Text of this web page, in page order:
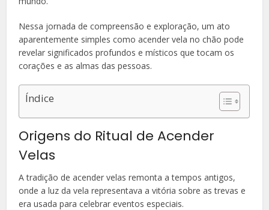
Nessa jornada de compreensão e exploração, um ato
aparentemente simples como acender vela no chão pode
revelar significados profundos e místicos que tocam os
corações e as almas das pessoas.
Índice
Origens do Ritual de Acender
Velas
A tradição de acender velas remonta a tempos antigos,
onde a luz da vela representava a vitória sobre as trevas e
era usada para celebrar eventos especiais.